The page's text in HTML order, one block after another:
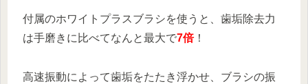
付属のホワイトプラスブラシを使うと、歯垢除去力
は手磨きに比べてなんと最大で7倍！
高速振動によって歯垢をたたき浮かせ、ブラシの振